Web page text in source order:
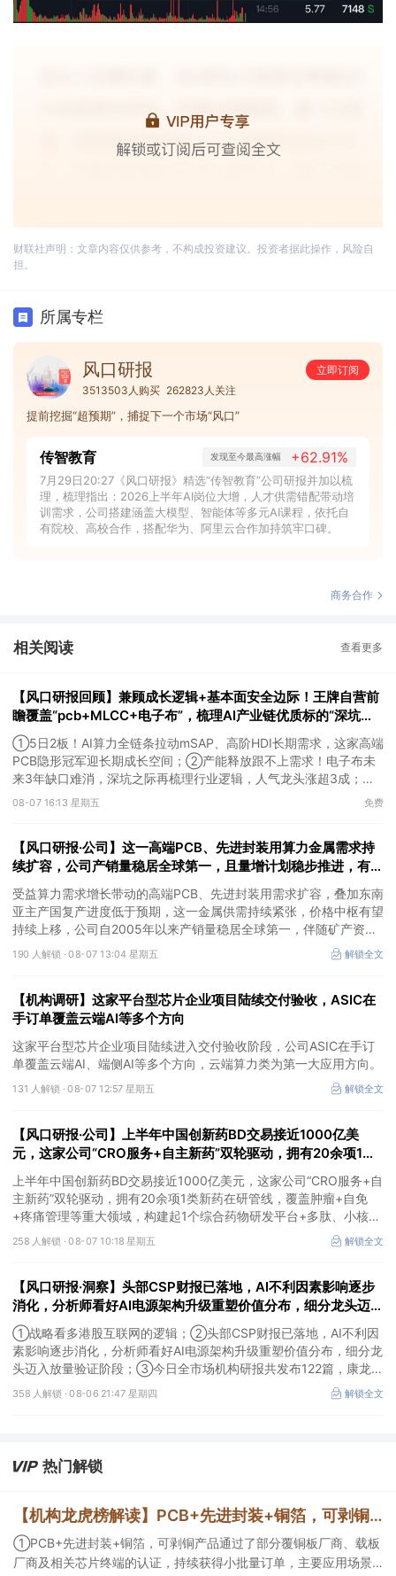
财联社声明：文章内容仅供参考，不构成投资建议。投资者据此操作，风险自
担。
所属专栏
风口研报
立即订阅
3513503人购买 262823人关注
提前挖掘“超预期”，捕捉下一个市场“风口”
传智教育 发现至今最高涨幅 +62.91%
7月29日20:27《风口研报》精选“传智教育”公司研报并加以梳
理，梳理指出：2026上半年AI岗位大增，人才供需错配带动培
训需求，公司搭建涵盖大模型、智能体等多元AI课程，依托自
有院校、高校合作，搭配华为、阿里云合作加持筑牢口碑。
商务合作
相关阅读 查看更多
【风口研报回顾】兼顾成长逻辑+基本面安全边际！王牌自营前
瞻覆盖“pcb+MLCC+电子布”，梳理AI产业链优质标的“深坑起
跳”
①5日2板！AI算力全链条拉动mSAP、高阶HDI长期需求，这家高端
PCB隐形冠军迎长期成长空间；②产能释放跟不上需求！电子布未
来3年缺口难消，深坑之际再梳理行业逻辑，人气龙头涨超3成；
③AI服务器、机器人带动MLCC景气周期持续！这家公司扩产、涨
08-07 16:13 星期五 免费
【风口研报·公司】这一高端PCB、先进封装用算力金属需求持
续扩容，公司产销量稳居全球第一，且量增计划稳步推进，有望
充分受益价格上行
受益算力需求增长带动的高端PCB、先进封装用需求扩容，叠加东南
亚主产国复产进度低于预期，这一金属供需持续紧张，价格中枢有望
持续上移，公司自2005年以来产销量稳居全球第一，伴随矿产资源
产量增长与冶炼产能整合并举，公司市占率有望进一步提升，同时有
望充分受益金属价格上行。
190 人解锁 ·08-07 13:04 星期五 解锁全文
【机构调研】这家平台型芯片企业项目陆续交付验收，ASIC在
手订单覆盖云端AI等多个方向
这家平台型芯片企业项目陆续进入交付验收阶段，公司ASIC在手订
单覆盖云端AI、端侧AI等多个方向，云端算力类为第一大应用方向。
131 人解锁 ·08-07 12:57 星期五 解锁全文
【风口研报·公司】上半年中国创新药BD交易接近1000亿美
元，这家公司“CRO服务+自主新药”双轮驱动，拥有20余项1类
新药在研管线，覆盖肿瘤+自免+疼痛管理等重大领域
上半年中国创新药BD交易接近1000亿美元，这家公司“CRO服务+自
主新药”双轮驱动，拥有20余项1类新药在研管线，覆盖肿瘤+自免
+疼痛管理等重大领域，构建起1个综合药物研发平台+多肽、小核
酸、CGT、小分子4个创新技术平台，创新转型成果正逐步兑现。
258 人解锁 ·08-07 10:18 星期五 解锁全文
【风口研报·洞察】头部CSP财报已落地，AI不利因素影响逐步
消化，分析师看好AI电源架构升级重塑价值分布，细分龙头迈入
放量验证阶段；战略看多港股互联网的逻辑
①战略看多港股互联网的逻辑；②头部CSP财报已落地，AI不利因
素影响逐步消化，分析师看好AI电源架构升级重塑价值分布，细分龙
头迈入放量验证阶段；③今日全市场机构研报共发布122篇，康龙化
成、江淮汽车评级得到上调，9家公司获得首度覆盖，其中乔锋智能
获新财富分析师深度覆盖；④在个股机构关注度排行中，华峰化学
358 人解锁 ·08-06 21:47 星期四 解锁全文
热门解锁
【机构龙虎榜解读】PCB+先进封装+铜箔，可剥铜产品通过了部分覆铜板厂商、载板厂商及相关芯片终端的认证，持续获得小批量订单，主要应用场景包括芯片封装光模块用PCB，机构大额净买入这家公司
①PCB+先进封装+铜箔，可剥铜产品通过了部分覆铜板厂商、载板
厂商及相关芯片终端的认证，持续获得小批量订单，主要应用场景